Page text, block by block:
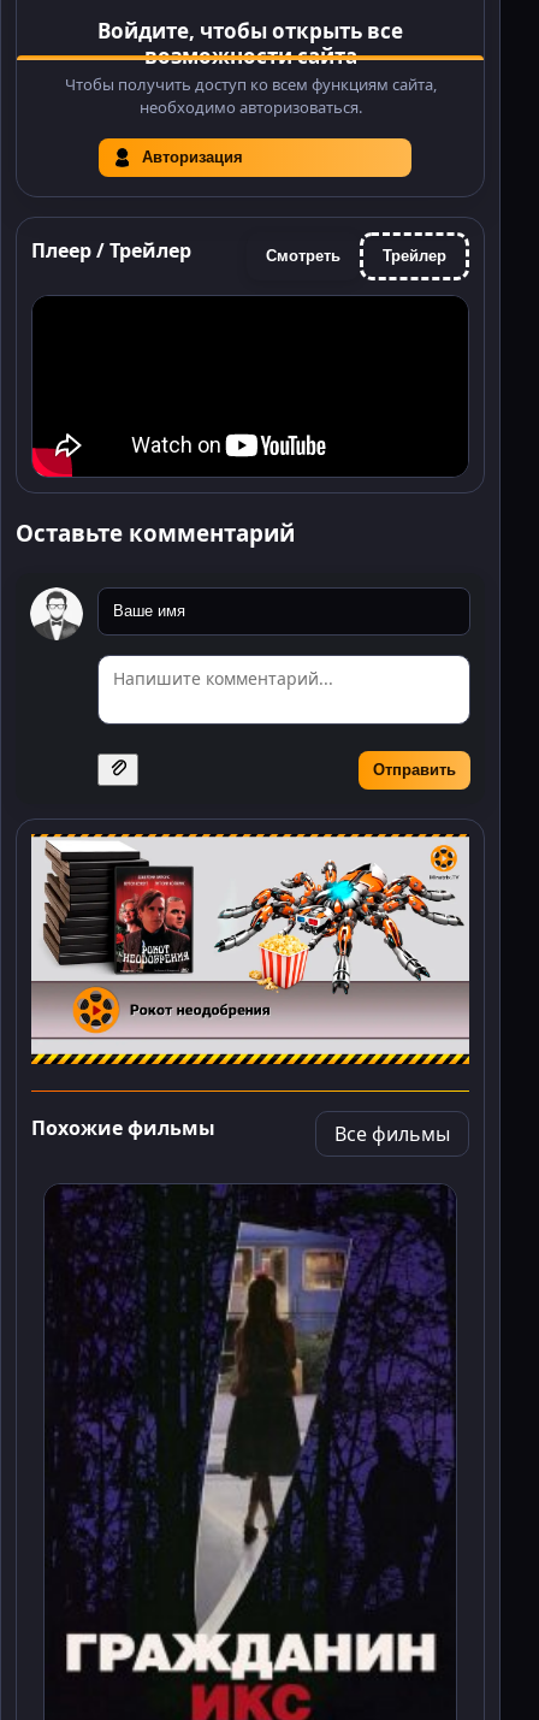
Войдите, чтобы открыть все
возможности сайта
Чтобы получить доступ ко всем функциям сайта,
необходимо авторизоваться.
Авторизация
Плеер / Трейлер Смотреть Трейлер
Оставьте комментарий
Отправить
Похожие фильмы Все фильмы